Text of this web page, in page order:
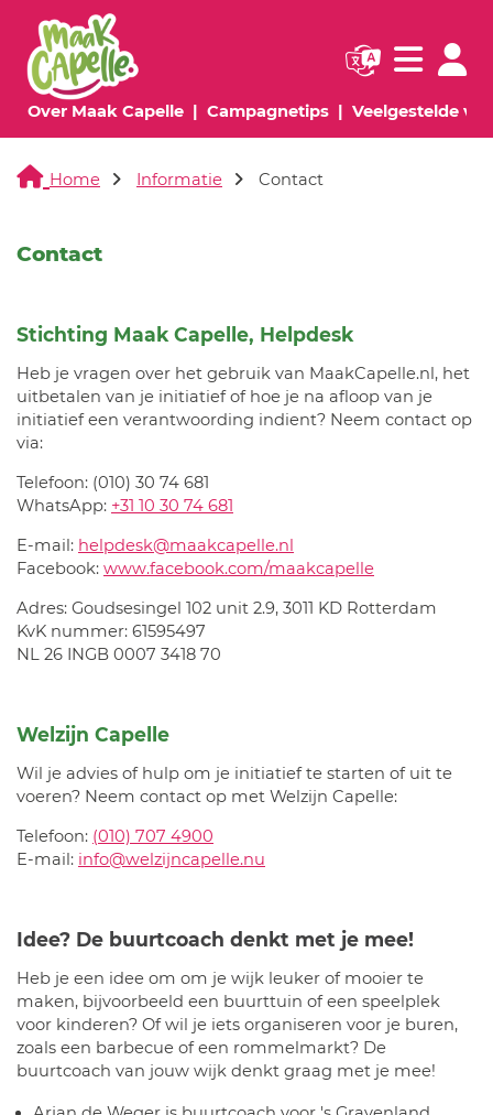
Over Maak Capelle(huidige pagina)
Campagnetips(huidige pagina)
Veelgestelde
Navigatie
Home Informatie Contact
Contact
Stichting Maak Capelle, Helpdesk
Heb je vragen over het gebruik van MaakCapelle.nl, het
uitbetalen van je initiatief of hoe je na afloop van je
initiatief een verantwoording indient? Neem contact op
via:
Telefoon: (010) 30 74 681
WhatsApp: +31 10 30 74 681
E-mail: helpdesk@maakcapelle.nl
Facebook: www.facebook.com/maakcapelle
Adres: Goudsesingel 102 unit 2.9, 3011 KD Rotterdam
KvK nummer: 61595497
NL 26 INGB 0007 3418 70
Welzijn Capelle
Wil je advies of hulp om je initiatief te starten of uit te
voeren? Neem contact op met Welzijn Capelle:
Telefoon: (010) 707 4900
E-mail: info@welzijncapelle.nu
Idee? De buurtcoach denkt met je mee!
Heb je een idee om om je wijk leuker of mooier te
maken, bijvoorbeeld een buurttuin of een speelplek
voor kinderen? Of wil je iets organiseren voor je buren,
zoals een barbecue of een rommelmarkt? De
buurtcoach van jouw wijk denkt graag met je mee!